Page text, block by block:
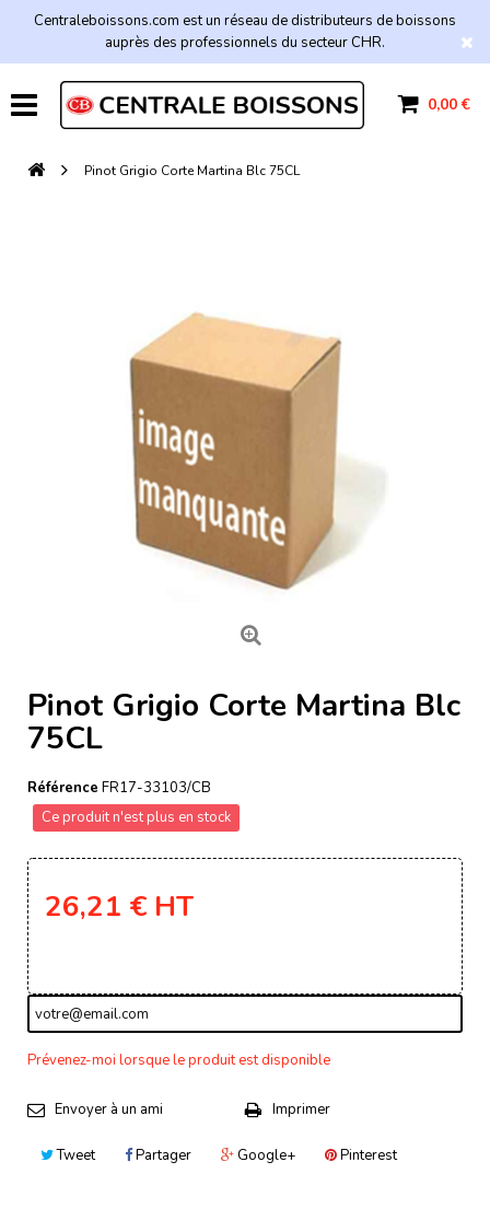
Centraleboissons.com est un réseau de distributeurs de boissons
auprès des professionnels du secteur CHR.
0,00 €
Pinot Grigio Corte Martina Blc 75CL
Pinot Grigio Corte Martina Blc
75CL
Référence FR17-33103/CB
Ce produit n'est plus en stock
26,21 € HT
Prévenez-moi lorsque le produit est disponible
Envoyer à un ami Imprimer
Tweet Partager Google+ Pinterest